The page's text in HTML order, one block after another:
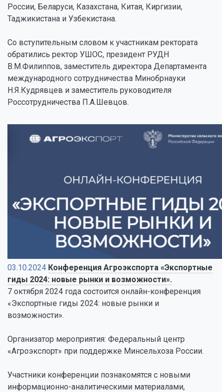
России, Беларуси, Казахстана, Китая, Киргизии,
Таджикистана и Узбекистана.
Со вступительным словом к участникам ректората
обратились ректор УШОС, президент РУДН
В.М.Филиппов, заместитель директора Департамента
международного сотрудничества Минобрнауки
Н.Я.Кудрявцев и заместитель руководителя
Россотрудничества П.А.Шевцов.
03.10.2024 Конференция Агроэкспорта «Экспортные
гиды 2024: новые рынки и возможности».
7 октября 2024 года состоится онлайн-конференция
«Экспортные гиды 2024: новые рынки и
возможности».
Организатор мероприятия: Федеральный центр
«Агроэкспорт» при поддержке Минсельхоза России.
Участники конференции познакомятся с новыми
информационно-аналитическими материалами,